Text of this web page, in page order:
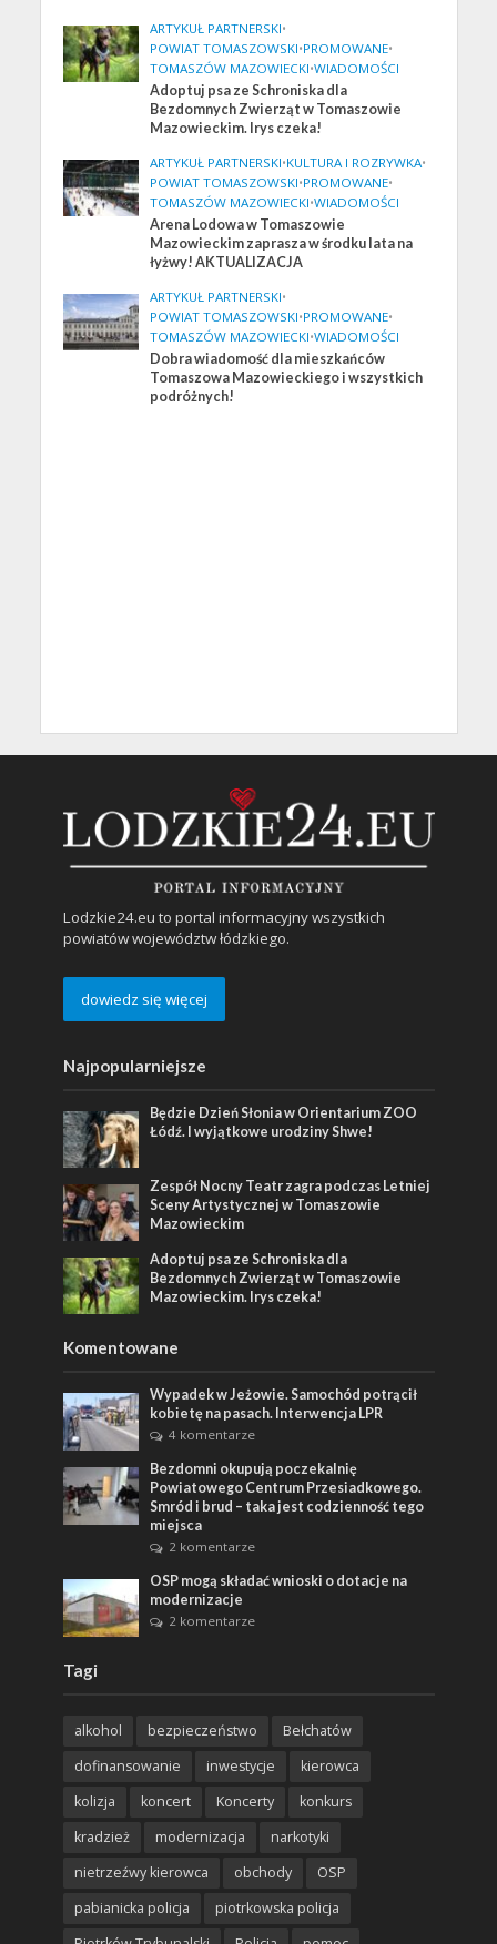
ARTYKUŁ PARTNERSKI•
POWIAT TOMASZOWSKI•PROMOWANE•
TOMASZÓW MAZOWIECKI•WIADOMOŚCI
Adoptuj psa ze Schroniska dla
Bezdomnych Zwierząt w Tomaszowie
Mazowieckim. Irys czeka!
ARTYKUŁ PARTNERSKI•KULTURA I ROZRYWKA•
POWIAT TOMASZOWSKI•PROMOWANE•
TOMASZÓW MAZOWIECKI•WIADOMOŚCI
Arena Lodowa w Tomaszowie
Mazowieckim zaprasza w środku lata na
łyżwy! AKTUALIZACJA
ARTYKUŁ PARTNERSKI•
POWIAT TOMASZOWSKI•PROMOWANE•
TOMASZÓW MAZOWIECKI•WIADOMOŚCI
Dobra wiadomość dla mieszkańców
Tomaszowa Mazowieckiego i wszystkich
podróżnych!
Lodzkie24.eu to portal informacyjny wszystkich
powiatów województw łódzkiego.
dowiedz się więcej
Najpopularniejsze
Będzie Dzień Słonia w Orientarium ZOO
Łódź. I wyjątkowe urodziny Shwe!
Zespół Nocny Teatr zagra podczas Letniej
Sceny Artystycznej w Tomaszowie
Mazowieckim
Adoptuj psa ze Schroniska dla
Bezdomnych Zwierząt w Tomaszowie
Mazowieckim. Irys czeka!
Komentowane
Wypadek w Jeżowie. Samochód potrącił
kobietę na pasach. Interwencja LPR
4 komentarze
Bezdomni okupują poczekalnię
Powiatowego Centrum Przesiadkowego.
Smród i brud – taka jest codzienność tego
miejsca
2 komentarze
OSP mogą składać wnioski o dotacje na
modernizacje
2 komentarze
Tagi
alkohol bezpieczeństwo
Bełchatów
dofinansowanie
inwestycje
kierowca
kolizja
koncert Koncerty
konkurs
kradzież
modernizacja
narkotyki
nietrzeźwy kierowca
obchody
OSP
pabianicka policja
piotrkowska policja